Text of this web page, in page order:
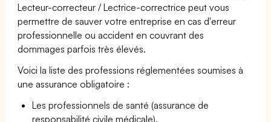
Lecteur-correcteur / Lectrice-correctrice peut vous
permettre de sauver votre entreprise en cas d'erreur
professionnelle ou accident en couvrant des
dommages parfois très élevés.
Voici la liste des professions réglementées soumises à
une assurance obligatoire :
Les professionnels de santé (assurance de
responsabilité civile médicale).